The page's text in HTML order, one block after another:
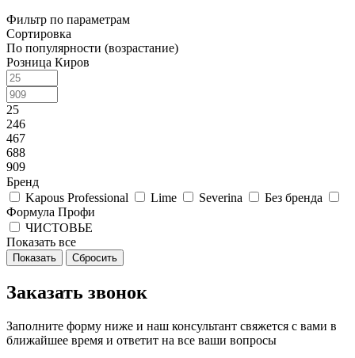
Фильтр по параметрам
Сортировка
По популярности (возрастание)
Розница Киров
25
246
467
688
909
Бренд
Kapous Professional
Lime Severina
Без бренда
Формула Профи
ЧИСТОВЬЕ
Показать все
Сбросить
Заказать звонок
Заполните форму ниже и наш консультант свяжется с вами в
ближайшее время и ответит на все ваши вопросы